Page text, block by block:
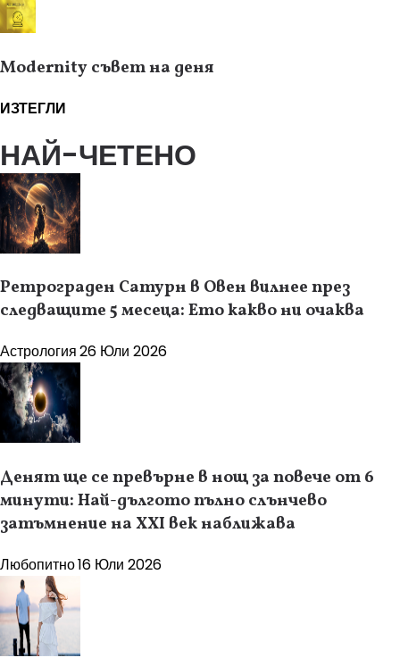
Modernity съвет на деня
ИЗТЕГЛИ
НАЙ-ЧЕТЕНО
Ретрограден Сатурн в Овен вилнее през
следващите 5 месеца: Ето какво ни очаква
Астрология26 Юли 2026
Денят ще се превърне в нощ за повече от 6
минути: Най-дългото пълно слънчево
затъмнение на XXI век наближава
Любопитно16 Юли 2026